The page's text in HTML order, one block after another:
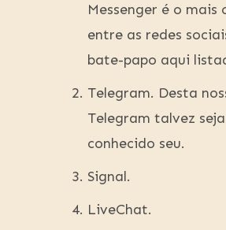
Messenger é o mais
entre as redes
bate-papo aqui
Telegram. Desta
Telegram talvez
conhecido seu.
Signal.
LiveChat.